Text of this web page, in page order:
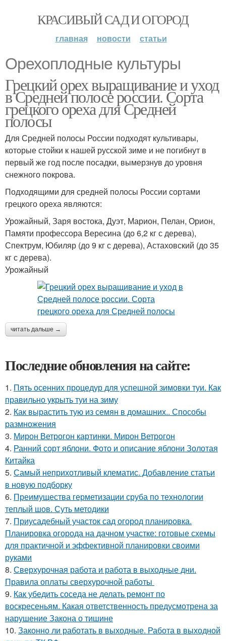
КРАСИВЫЙ САД И ОГОРОД
главная новости статьи
Орехоплодные культуры
Грецкий орех выращивание и уход
в Средней полосе россии. Сорта
грецкого ореха для Средней
полосы
Для Средней полосы России подходят культивары,
которые стойки к нашей русской зиме и не погибнут в
первый же год после посадки, вымерзнув до уровня
снежного покрова.
Подходящими для средней полосы России сортами
грецкого ореха являются:
Урожайный, Заря востока, Дуэт, Марион, Пелан, Орион,
Памяти профессора Вересина (до 6,2 кг с дерева),
Спектрум, Юбиляр (до 9 кг с дерева), Астаховский (до 35
кг с дерева).
Урожайный
читать дальше →
Последние обновления на сайте:
1. Пять осенних процедур для успешной зимовки туи. Как
правильно укрыть туи на зиму
2. Как вырастить тую из семян в домашних.. Способы
размножения
3. Мирон Ветрогон картинки. Мирон Ветрогон
4. Ранний сорт яблони. Фото и описание яблони Золотая
Китайка
5. Самый неприхотливый клематис. Добавление статьи
в новую подборку
6. Преимущества герметизации сруба по технологии
теплый шов. Суть методики
7. Приусадебный участок сад огород планировка.
Планировка огорода на дачном участке: готовые схемы
для практичной и эффективной планировки своими
руками
8. Сверхурочная работа и работа в выходные дни.
Правила оплаты сверхурочной работы
9. Как убедить соседа не делать ремонт по
воскресеньям. Какая ответственность предусмотрена за
нарушение Закона о тишине
10. Законно ли работать в выходные. Работа в выходной